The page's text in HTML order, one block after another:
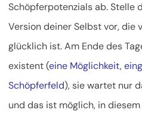
Schöpferpotenzials ab. Stelle
Version deiner Selbst vor, die
glücklich ist. Am Ende des
existent (eine Möglichkeit,
Schöpferfeld), sie wartet nur
und das ist möglich, in